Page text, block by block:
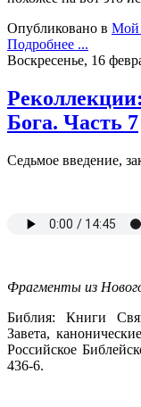
Опубликовано в Мой
Подробнее ...
Воскресенье, 16
Бога. Часть 7
Седьмое введение,
Фрагменты из
Библия: Книги
Завета,
Российское
436-6.